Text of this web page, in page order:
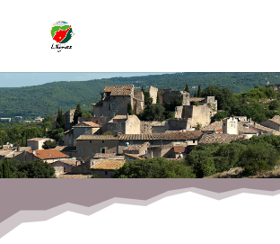
Démarches Administratives